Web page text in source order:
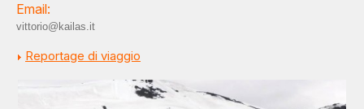
Email:
vittorio@kailas.it
Reportage di viaggio